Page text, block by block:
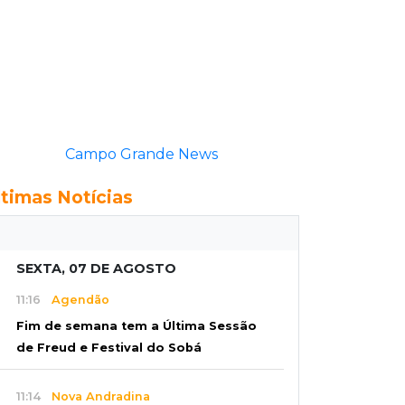
Campo Grande News
Notícias
SEXTA, 07 DE AGOSTO
11:16 Agendão
Fim de semana tem a Última Sessão
de Freud e Festival do Sobá
11:14 Nova Andradina